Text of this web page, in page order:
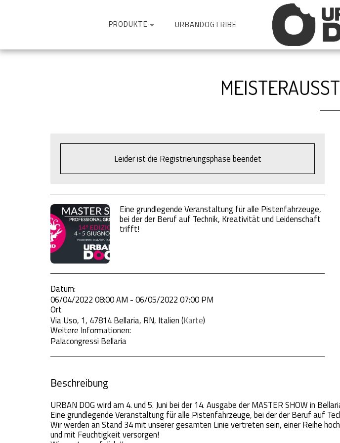
PRODUKTE URBANDOGTRIBE
Leider ist die Registrierungsphase beendet
Eine grundlegende Veranstaltung für alle Pistenfahrzeuge,
bei der der Beruf auf Technik, Kreativität und Leidenschaft
trifft!
Datum:
06/04/2022 08:00 AM - 06/05/2022 07:00 PM
Ort
Via Uso, 1, 47814 Bellaria, RN, Italien (Karte)
Weitere Informationen:
Palacongressi Bellaria
Beschreibung
URBAN DOG wird am 4. und 5. Juni bei der 14. Ausgabe der MASTER SHOW in
Eine grundlegende Veranstaltung für alle Pistenfahrzeuge, bei der der Beruf auf
Wir werden an Stand 34 mit unserer gesamten Linie vertreten sein, einer Reihe
und mit Feuchtigkeit versorgen!